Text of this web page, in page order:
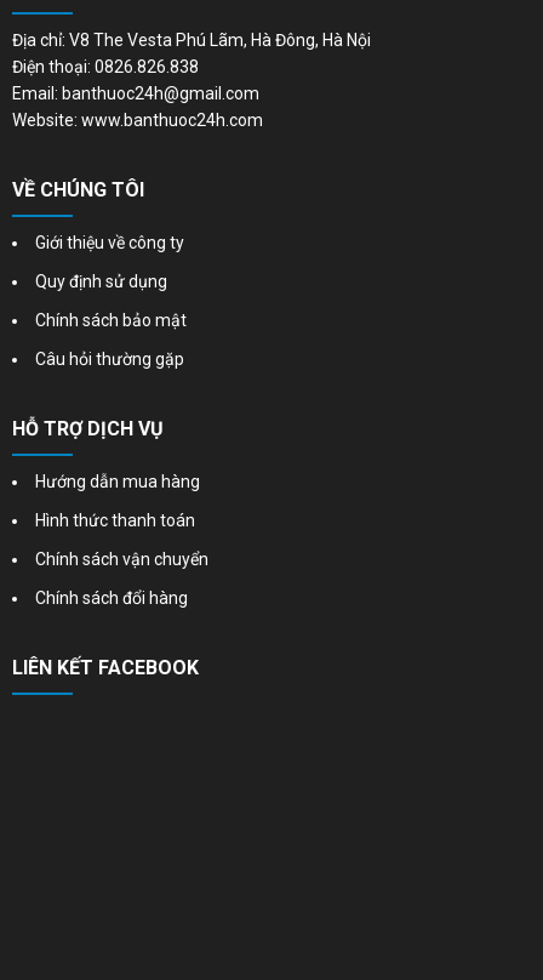
Địa chỉ: V8 The Vesta Phú Lãm, Hà Đông, Hà Nội
Điện thoại: 0826.826.838
Email: banthuoc24h@gmail.com
Website: www.banthuoc24h.com
VỀ CHÚNG TÔI
Giới thiệu về công ty
Quy định sử dụng
Chính sách bảo mật
Câu hỏi thường gặp
HỖ TRỢ DỊCH VỤ
Hướng dẫn mua hàng
Hình thức thanh toán
Chính sách vận chuyển
Chính sách đổi hàng
LIÊN KẾT FACEBOOK